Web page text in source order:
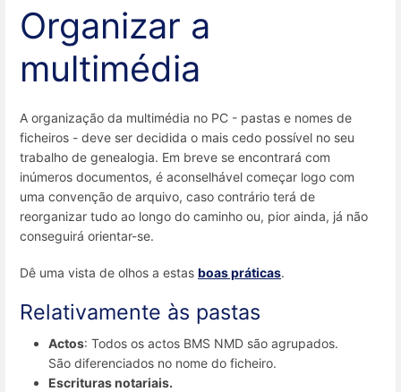
Organizar a
multimédia
A organização da multimédia no PC - pastas e nomes de
ficheiros - deve ser decidida o mais cedo possível no seu
trabalho de genealogia. Em breve se encontrará com
inúmeros documentos, é aconselhável começar logo com
uma convenção de arquivo, caso contrário terá de
reorganizar tudo ao longo do caminho ou, pior ainda, já não
conseguirá orientar-se.
Dê uma vista de olhos a estas boas práticas.
Relativamente às pastas
Actos: Todos os actos BMS NMD são agrupados.
São diferenciados no nome do ficheiro.
Escrituras notariais.